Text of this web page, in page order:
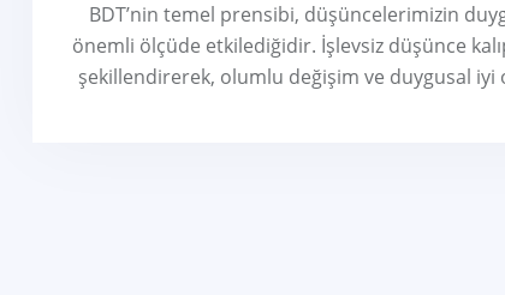
BDT’nin temel prensibi, düşüncelerimizin
önemli ölçüde etkilediğidir. İşlevsiz düşünce
şekillendirerek, olumlu değişim ve duygusal iyi